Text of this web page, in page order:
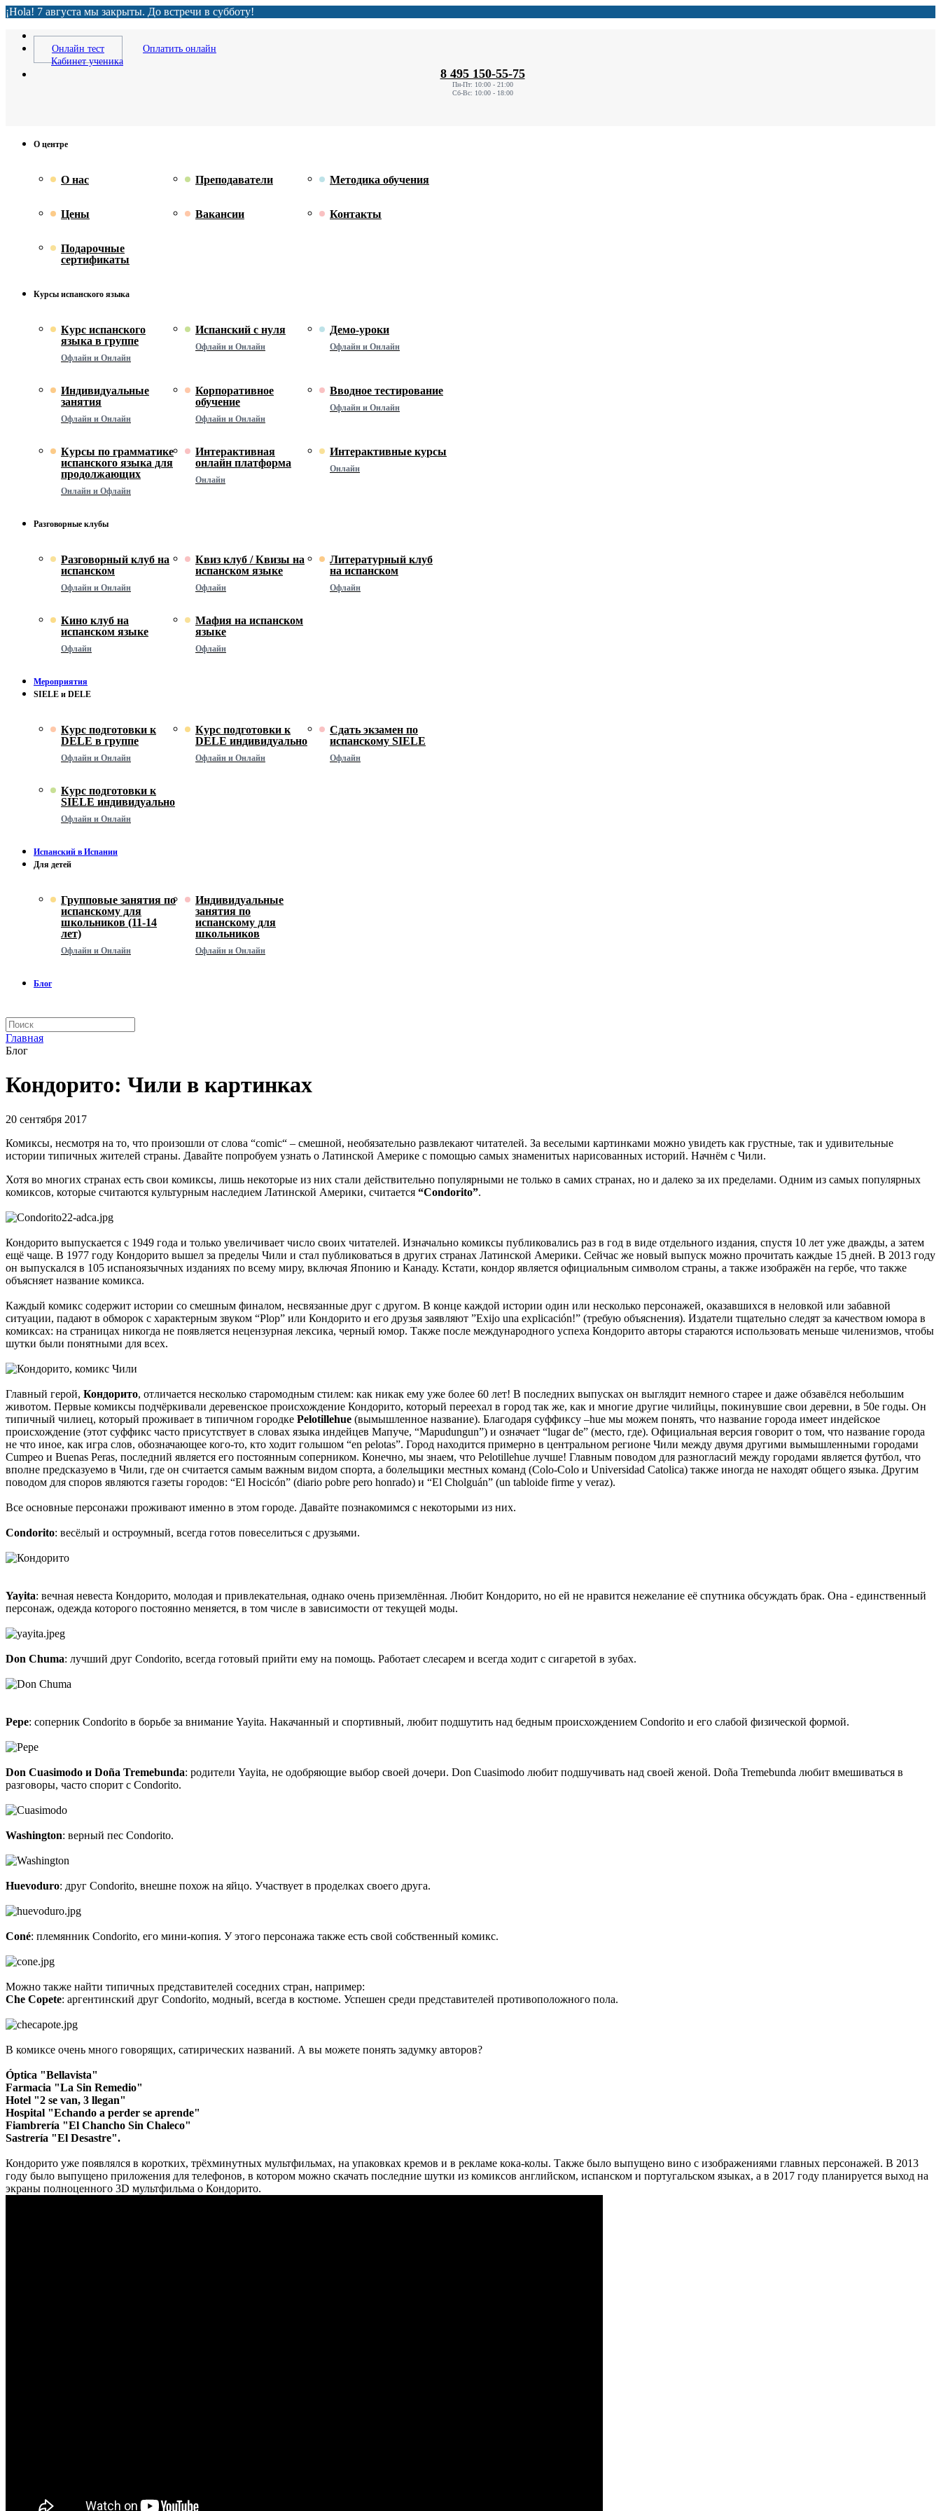
¡Hola! 7 августа мы закрыты. До встречи в субботу!
Онлайн тест
Оплатить онлайн
Кабинет ученика
8 495 150-55-75
Пн-Пт: 10:00 - 21:00
Сб-Вс: 10:00 - 18:00
О центре
О нас Преподаватели Методика обучения
Цены Вакансии Контакты
Подарочные
сертификаты
Курсы испанского языка
Курс испанского
языка в группе
Офлайн и Онлайн
Испанский с нуля
Офлайн и Онлайн
Демо-уроки
Офлайн и Онлайн
Индивидуальные
занятия
Офлайн и Онлайн
Корпоративное
обучение
Офлайн и Онлайн
Вводное тестирование
Офлайн и Онлайн
Курсы по грамматике
испанского языка для
продолжающих
Онлайн и Офлайн
Интерактивная
онлайн платформа
Онлайн
Интерактивные курсы
Онлайн
Разговорные клубы
Разговорный клуб на
испанском
Офлайн и Онлайн
Квиз клуб / Квизы на
испанском языке
Офлайн
Литературный клуб
на испанском
Офлайн
Кино клуб на
испанском языке
Офлайн
Мафия на испанском
языке
Офлайн
Мероприятия
SIELE и DELE
Курс подготовки к
DELE в группе
Офлайн и Онлайн
Курс подготовки к
DELE индивидуально
Офлайн и Онлайн
Сдать экзамен по
испанскому SIELE
Офлайн
Курс подготовки к
SIELE индивидуально
Офлайн и Онлайн
Испанский в Испании
Для детей
Групповые занятия по
испанскому для
школьников (11-14
лет)
Офлайн и Онлайн
Индивидуальные
занятия по
испанскому для
школьников
Офлайн и Онлайн
Блог
Главная
Блог
Кондорито: Чили в картинках
20 сентября 2017
Комиксы, несмотря на то, что произошли от слова “comic“ – смешной, необязательно развлекают читателей. За веселыми картинками можно увидеть как грустные, так и удивительные
истории типичных жителей страны. Давайте попробуем узнать о Латинской Америке с помощью самых знаменитых нарисованных историй. Начнём с Чили.
Хотя во многих странах есть свои комиксы, лишь некоторые из них стали действительно популярными не только в самих странах, но и далеко за их пределами. Одним из самых популярных
комиксов, которые считаются культурным наследием Латинской Америки, считается “Condorito”.
Кондорито выпускается с 1949 года и только увеличивает число своих читателей. Изначально комиксы публиковались раз в год в виде отдельного издания, спустя 10 лет уже дважды, а затем
ещё чаще. В 1977 году Кондорито вышел за пределы Чили и стал публиковаться в других странах Латинской Америки. Сейчас же новый выпуск можно прочитать каждые 15 дней. В 2013 году
он выпускался в 105 испаноязычных изданиях по всему миру, включая Японию и Канаду. Кстати, кондор является официальным символом страны, а также изображён на гербе, что также
объясняет название комикса.
Каждый комикс содержит истории со смешным финалом, несвязанные друг с другом. В конце каждой истории один или несколько персонажей, оказавшихся в неловкой или забавной
ситуации, падают в обморок с характерным звуком “Plop” или Кондорито и его друзья заявляют ”Exijo una explicación!” (требую объяснения). Издатели тщательно следят за качеством юмора в
комиксах: на страницах никогда не появляется нецензурная лексика, черный юмор. Также после международного успеха Кондорито авторы стараются использовать меньше чиленизмов, чтобы
шутки были понятными для всех.
Главный герой, Кондорито, отличается несколько старомодным стилем: как никак ему уже более 60 лет! В последних выпусках он выглядит немного старее и даже обзавёлся небольшим
животом. Первые комиксы подчёркивали деревенское происхождение Кондорито, который переехал в город так же, как и многие другие чилийцы, покинувшие свои деревни, в 50е годы. Он
типичный чилиец, который проживает в типичном городке Pelotillehue (вымышленное название). Благодаря суффиксу –hue мы можем понять, что название города имеет индейское
происхождение (этот суффикс часто присутствует в словах языка индейцев Мапуче, “Mapudungun”) и означает “lugar de” (место, где). Официальная версия говорит о том, что название города
не что иное, как игра слов, обозначающее кого-то, кто ходит голышом “en pelotas”. Город находится примерно в центральном регионе Чили между двумя другими вымышленными городами
Cumpeo и Buenas Peras, последний является его постоянным соперником. Конечно, мы знаем, что Pelotillehue лучше! Главным поводом для разногласий между городами является футбол, что
вполне предсказуемо в Чили, где он считается самым важным видом спорта, а болельщики местных команд (Colo-Colo и Universidad Catolica) также иногда не находят общего языка. Другим
поводом для споров являются газеты городов: “El Hocicón” (diario pobre pero honrado) и “El Cholguán” (un tabloide firme y veraz).
Все основные персонажи проживают именно в этом городе. Давайте познакомимся с некоторыми из них.
Condorito: весёлый и остроумный, всегда готов повеселиться с друзьями.
Yayita: вечная невеста Кондорито, молодая и привлекательная, однако очень приземлённая. Любит Кондорито, но ей не нравится нежелание её спутника обсуждать брак. Она - единственный
персонаж, одежда которого постоянно меняется, в том числе в зависимости от текущей моды.
Don Chuma: лучший друг Condorito, всегда готовый прийти ему на помощь. Работает слесарем и всегда ходит с сигаретой в зубах.
Pepe: соперник Condorito в борьбе за внимание Yayita. Накачанный и спортивный, любит подшутить над бедным происхождением Condorito и его слабой физической формой.
Don Cuasimodo и Doña Tremebunda: родители Yayita, не одобряющие выбор своей дочери. Don Cuasimodo любит подшучивать над своей женой. Doña Tremebunda любит вмешиваться в
разговоры, часто спорит с Condorito.
Washington: верный пес Condorito.
Huevoduro: друг Condorito, внешне похож на яйцо. Участвует в проделках своего друга.
Coné: племянник Condorito, его мини-копия. У этого персонажа также есть свой собственный комикс.
Можно также найти типичных представителей соседних стран, например:
Che Copete: аргентинский друг Condorito, модный, всегда в костюме. Успешен среди представителей противоположного пола.
В комиксе очень много говорящих, сатирических названий. А вы можете понять задумку авторов?
Óptica "Bellavista"
Farmacia "La Sin Remedio"
Hotel "2 se van, 3 llegan"
Hospital "Echando a perder se aprende"
Fiambrería "El Chancho Sin Chaleco"
Sastrería "El Desastre".
Кондорито уже появлялся в коротких, трёхминутных мультфильмах, на упаковках кремов и в рекламе кока-колы. Также было выпущено вино с изображениями главных персонажей. В 2013
году было выпущено приложения для телефонов, в котором можно скачать последние шутки из комиксов английском, испанском и португальском языках, а в 2017 году планируется выход на
экраны полноценного 3D мультфильма о Кондорито.